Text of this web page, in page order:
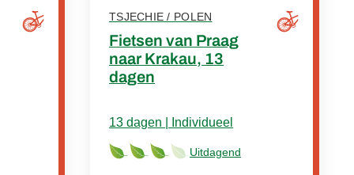
TSJECHIE / POLEN
Fietsen van Praag
naar Krakau, 13
dagen
Uitdagend
13 dagen | Individueel